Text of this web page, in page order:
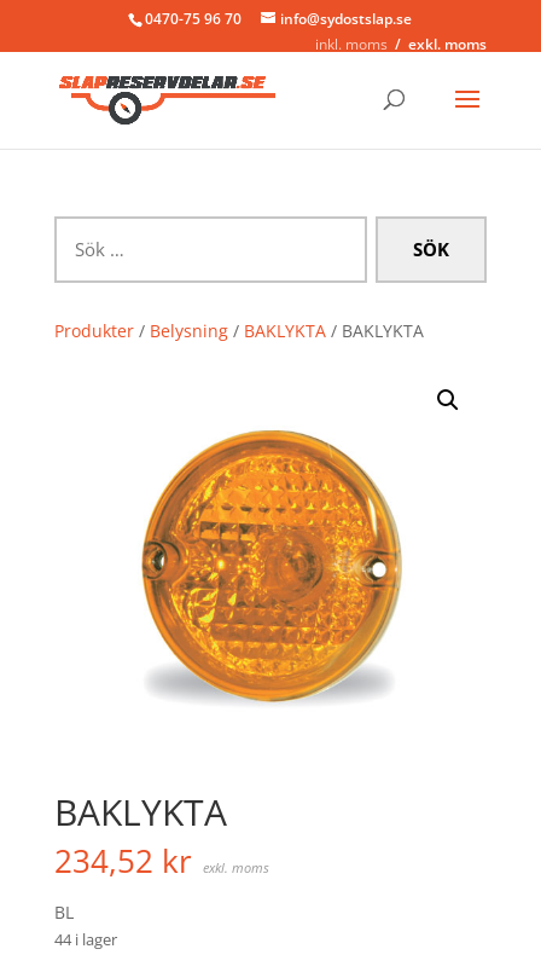
0470-75 96 70
info@sydostslap.se
inkl. moms
exkl. moms
efter:
Produkter/ Belysning/ BAKLYKTA/ BAKLYKTA
BAKLYKTA
234,52 kr exkl. moms
BL
44 i lager